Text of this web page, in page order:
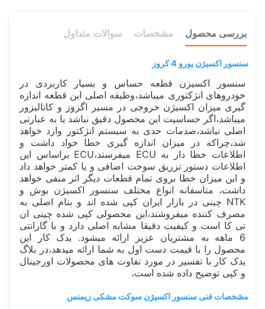
بررسی محصول مشخصات سوالات متداول
سنسور اکسیژن یورو 4 کروز
سنسور اکسیزن قطعه حساس و بسیار کاربردی در
خودروهای انژکتوری میباشد،وظیفه اصلی این قطعه اندازه
گیری میزان اکسیژن خروجی در مسیر اگزوز و کاتالیزور
میباشد،اگر حساسیت این محصول دقیق نباشد یا به عبارتی
اصلی نباشد،صدمات جدی به سیستم انژکتور وارد خواهد
شد،چراکه در میزان اندازه گیری خطا خواد داشت و
اطلاعات خطا دار به ECU میفرستد،ECU براساس این
اطلاعات دستور تزریق سوخت اضافی و یا کمتر خواهد داد
و این میزان خطا بروی تمام قطعات دیگر اثر منفی خواهد
داشت، متاسفانه انواع مختلف سنسور اکسیژن بوش و
NTK چینی در بازار ایران کپی شده اند و بنام اصلی به
مصرف کننده میفروشند،این محصولی کپی شده چینی ان
تی کا است و کیفیت دقیقا مشابه اصلی دارد و با گارانتی
6 ماهه به مشتریان عزیز ارائه میشود. یدک کار این
محصول را با قیمت دست اول به شما ارائه میدهد،در بلاگ
یدک کار با تفسیر در مورد تفاوت های محصولات اورجینال
و کپی توضیح داده شده است،
مشخصات فنی سنسور اکسیژن سوکت مشکی زیمنس